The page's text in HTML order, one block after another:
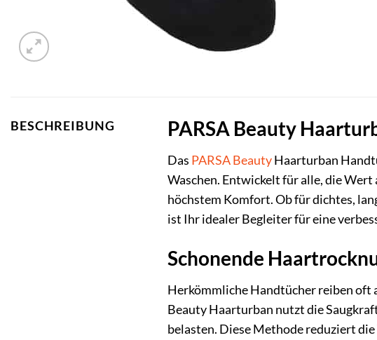
BESCHREIBUNG PARSA Beauty
Das PARSA BeautyHaarturban
Waschen. Entwickelt für alle, die
höchstem Komfort. Ob für dichtes,
ist Ihr idealer Begleiter für eine
Schonende
Herkömmliche Handtücher reiben oft
Beauty Haarturban nutzt die
belasten. Diese Methode reduziert